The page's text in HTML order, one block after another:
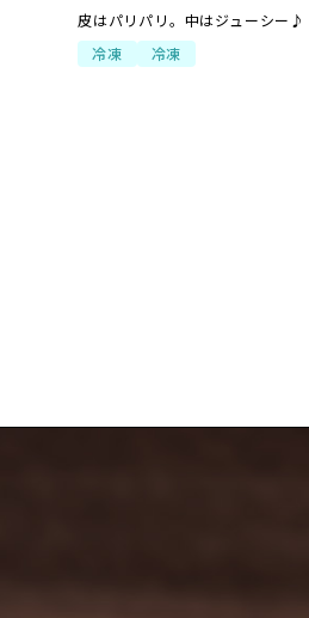
皮はパリパリ。中はジューシー♪
冷凍
冷凍